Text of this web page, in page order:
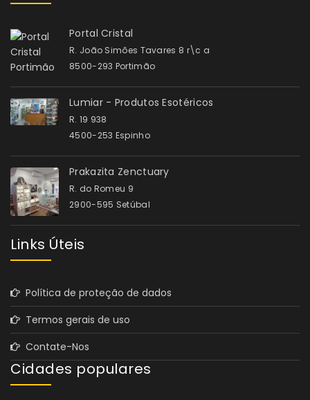
Portal Cristal
R. João Simões Tavares 8 r\c a
8500-293 Portimão
Lumiar - Produtos Esotéricos
R. 19 938
4500-253 Espinho
Prakazita Zenctuary
R. do Romeu 9
2900-595 Setúbal
Links Úteis
Política de proteção de dados
Termos gerais de uso
Contate-Nos
Cidades populares